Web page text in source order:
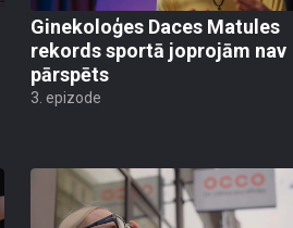
Ginekoloģes Daces Matules
rekords sportā joprojām nav
pārspēts
3. epizode